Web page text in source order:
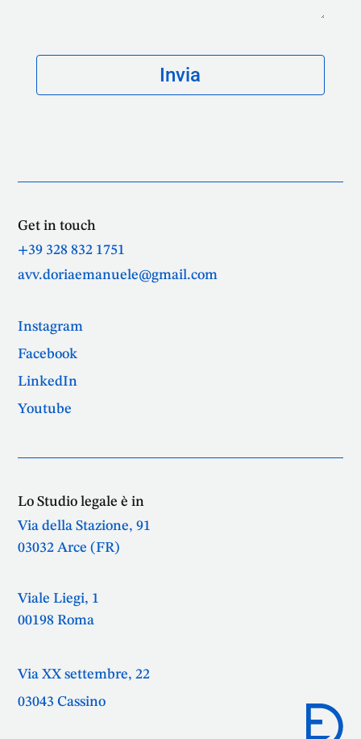
Get in touch
+39 328 832 1751
avv.doriaemanuele@gmail.com
Instagram
Facebook
LinkedIn
Youtube
Lo Studio legale è in
Via della Stazione, 91
03032 Arce (FR)
Viale Liegi, 1
00198 Roma
Via XX settembre, 22
03043 Cassino